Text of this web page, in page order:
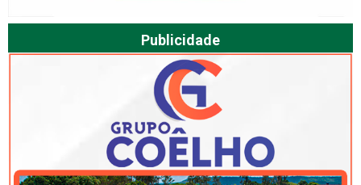
Publicidade